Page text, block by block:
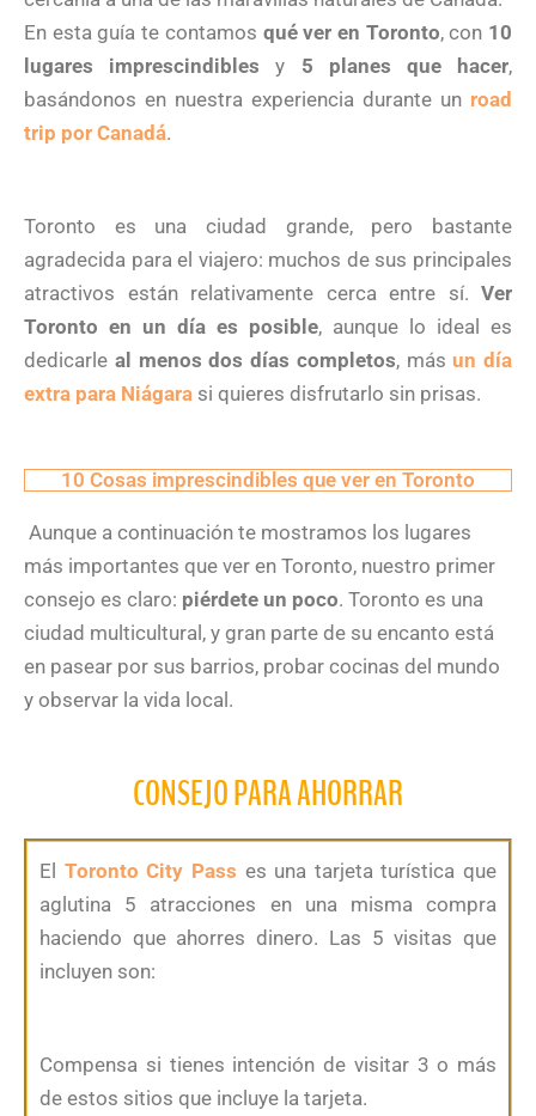
En esta guía te contamos qué ver en Toronto, con 10
lugares imprescindibles y 5 planes que hacer,
basándonos en nuestra experiencia durante un road
trip por Canadá.
Toronto es una ciudad grande, pero bastante
agradecida para el viajero: muchos de sus principales
atractivos están relativamente cerca entre sí. Ver
Toronto en un día es posible, aunque lo ideal es
dedicarle al menos dos días completos, más un día
extra para Niágara si quieres disfrutarlo sin prisas.
10 Cosas imprescindibles que ver en Toronto
Aunque a continuación te mostramos los lugares
más importantes que ver en Toronto, nuestro primer
consejo es claro: piérdete un poco. Toronto es una
ciudad multicultural, y gran parte de su encanto está
en pasear por sus barrios, probar cocinas del mundo
y observar la vida local.
CONSEJO PARA AHORRAR
El Toronto City Pass es una tarjeta turística que
aglutina 5 atracciones en una misma compra
haciendo que ahorres dinero. Las 5 visitas que
incluyen son:
Compensa si tienes intención de visitar 3 o más
de estos sitios que incluye la tarjeta.